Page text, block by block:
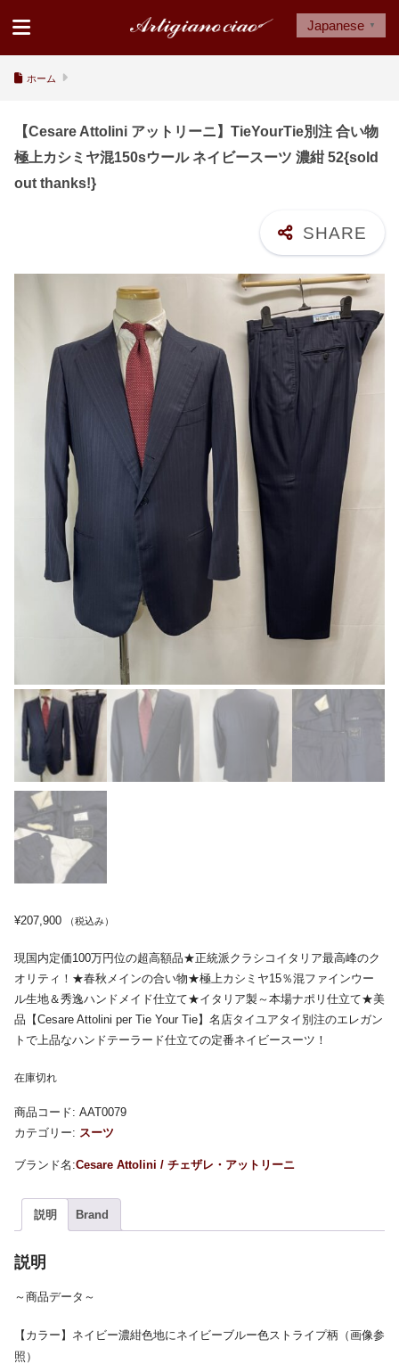
ホーム
【Cesare Attolini アットリーニ】TieYourTie別注 合い物
極上カシミヤ混150sウール ネイビースーツ 濃紺 52{sold
out thanks!}
¥207,900 （税込み）
現国内定価100万円位の超高額品★正統派クラシコイタリア最高峰のク
オリティ！★春秋メインの合い物★極上カシミヤ15％混ファインウー
ル生地＆秀逸ハンドメイド仕立て★イタリア製～本場ナポリ仕立て★美
品【Cesare Attolini per Tie Your Tie】名店タイユアタイ別注のエレガン
トで上品なハンドテーラード仕立ての定番ネイビースーツ！
在庫切れ
商品コード: AAT0079
カテゴリー: スーツ
Cesare Attolini / チェザレ・アットリーニ
説明 Brand
説明
～商品データ～
【カラー】ネイビー濃紺色地にネイビーブルー色ストライプ柄（画像参
照）
Japanese ▼